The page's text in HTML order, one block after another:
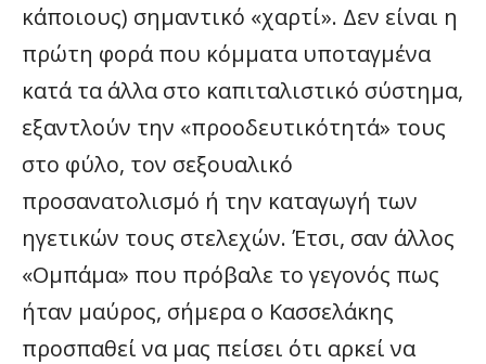
κάποιους) σημαντικό «χαρτί». Δεν είναι η
πρώτη φορά που κόμματα υποταγμένα
κατά τα άλλα στο καπιταλιστικό σύστημα,
εξαντλούν την «προοδευτικότητά» τους
στο φύλο, τον σεξουαλικό
προσανατολισμό ή την καταγωγή των
ηγετικών τους στελεχών. Έτσι, σαν άλλος
«Ομπάμα» που πρόβαλε το γεγονός πως
ήταν μαύρος, σήμερα ο Κασσελάκης
προσπαθεί να μας πείσει ότι αρκεί να